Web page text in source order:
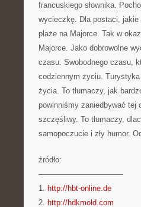
francuskiego słownika.
wycieczkę. Dla postaci, jakie
plaże na Majorce. Tak w
Majorce. Jako dobrowolne
czasu. Swobodnego czasu,
codziennym życiu.
życia. To tłumaczy, jak
powinniśmy zaniedbywać tej
szczęśliwy. To tłumaczy,
samopoczucie i zły humor.
źródło:
———————————
1. http://hbt-online.de
2. http://hdkmold.com